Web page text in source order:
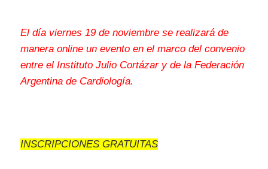
El día viernes 19 de noviembre se realizará de
manera online un evento en el marco del convenio
entre el Instituto Julio Cortázar y de la Federación
Argentina de Cardiología.
INSCRIPCIONES GRATUITAS